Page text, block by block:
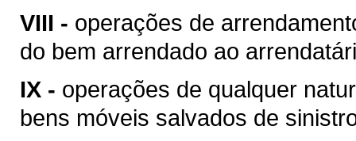
VIII - operações de
do bem arrendado ao
IX - operações de qualquer
bens móveis salvados de